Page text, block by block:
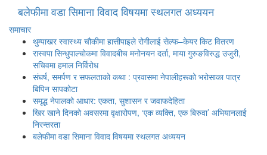
बलेफीमा वडा सिमाना विवाद विषयमा स्थलगत अध्ययन
समाचार
थुम्पाखर स्वास्थ्य चौकीमा हात्तीपाइले रोगीलाई सेल्फ–केयर किट वितरण
रास्वपा सिन्धुपाल्चोकमा विवादबीच मनोनयन दर्ता, माया गुरुङविरुद्ध उजुरी,
सचिवमा हमाल निर्विरोध
संघर्ष, समर्पण र सफलताको कथा : प्रवासमा नेपालीहरूको भरोसाका पात्र
बिपिन सापकोटा
समृद्ध नेपालको आधार: एकता, सुशासन र जवाफदेहिता
खिर खाने दिनको अवसरमा वृक्षारोपण, ‘एक व्यक्ति, एक बिरुवा’ अभियानलाई
निरन्तरता
बलेफीमा वडा सिमाना विवाद विषयमा स्थलगत अध्ययन